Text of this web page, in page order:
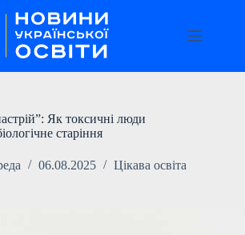
Як токсичні люди
старіння
06.08.2025 Цікава освіта